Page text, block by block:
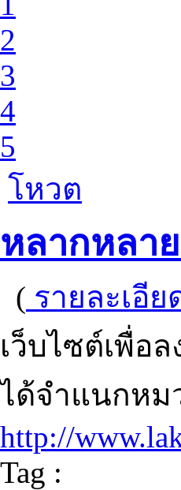
2
3
4
5
โหวต
หลากหลา
( รายละเอีย
เว็บไซต์เพื่อ
ได้จำแนกหม
http://
Tag :